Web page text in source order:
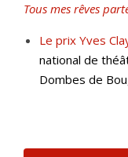
Tous mes rêves
Le prix Yves
national de
Dombes de